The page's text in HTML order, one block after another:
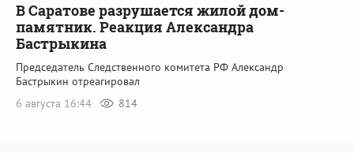
В Саратове разрушается жилой дом-
памятник. Реакция Александра
Бастрыкина
Председатель Следственного комитета РФ Александр
Бастрыкин отреагировал
6 августа 16:44
814